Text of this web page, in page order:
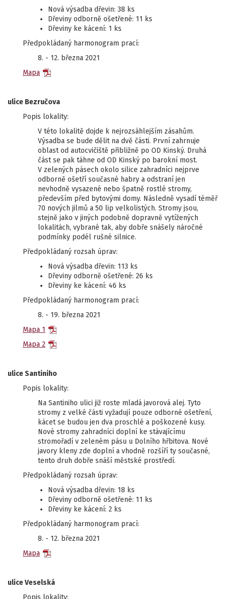
Nová výsadba dřevin: 38 ks
Dřeviny odborně ošetřené: 11 ks
Dřeviny ke kácení: 1 ks
Předpokládaný harmonogram prací:
8. - 12. března 2021
Mapa
ulice Bezručova
Popis lokality:
V této lokalitě dojde k nejrozsáhlejším zásahům.
Výsadba se bude dělit na dvě části. První zahrnuje
oblast od autocvičiště přibližně po OD Kinský. Druhá
část se pak táhne od OD Kinský po barokní most.
V zelených pásech okolo silice zahradníci nejprve
odborně ošetří současné habry a odstraní jen
nevhodně vysazené nebo špatně rostlé stromy,
především před bytovými domy. Následně vysadí téměř
70 nových jilmů a 50 lip velkolistých. Stromy jsou,
stejně jako v jiných podobně dopravně vytížených
lokalitách, vybrané tak, aby dobře snášely náročné
podmínky podél rušné silnice.
Předpokládaný rozsah úprav:
Nová výsadba dřevin: 113 ks
Dřeviny odborně ošetřené: 26 ks
Dřeviny ke kácení: 46 ks
Předpokládaný harmonogram prací:
8. - 19. března 2021
Mapa 1
Mapa 2
ulice Santiniho
Popis lokality:
Na Santiniho ulici již roste mladá javorová alej. Tyto
stromy z velké části vyžadují pouze odborné ošetření,
kácet se budou jen dva proschlé a poškozené kusy.
Nové stromy zahradníci doplní ke stávajícímu
stromořadí v zeleném pásu u Dolního hřbitova. Nové
javory kleny zde doplní a vhodně rozšíří ty současné,
tento druh dobře snáší městské prostředí.
Předpokládaný rozsah úprav:
Nová výsadba dřevin: 18 ks
Dřeviny odborně ošetřené: 11 ks
Dřeviny ke kácení: 2 ks
Předpokládaný harmonogram prací:
8. - 12. března 2021
Mapa
ulice Veselská